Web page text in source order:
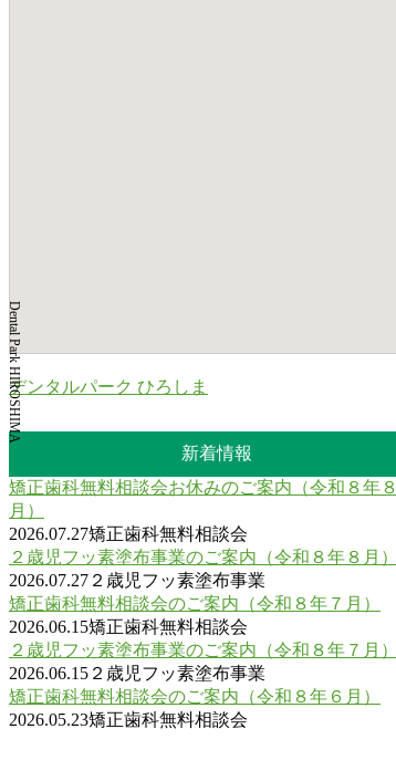
Dental Park HIROSHIMA
デンタルパーク ひろしま
新着情報
矯正歯科無料相談会お休みのご案内（令和８年８
月）
2026.07.27矯正歯科無料相談会
２歳児フッ素塗布事業のご案内（令和８年８月）
2026.07.27 ２歳児フッ素塗布事業
矯正歯科無料相談会のご案内（令和８年７月）
2026.06.15矯正歯科無料相談会
２歳児フッ素塗布事業のご案内（令和８年７月）
2026.06.15 ２歳児フッ素塗布事業
矯正歯科無料相談会のご案内（令和８年６月）
2026.05.23矯正歯科無料相談会